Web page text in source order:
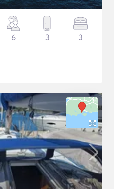
6 3 3